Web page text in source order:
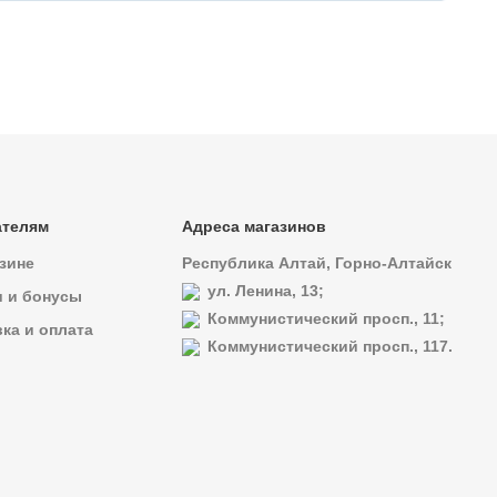
и бонусы
и оплата
Адреса магазинов
Республика Алтай, Горно-Алтайск
ул. Ленина, 13;
Коммунистический просп., 11;
Коммунистический просп., 117.